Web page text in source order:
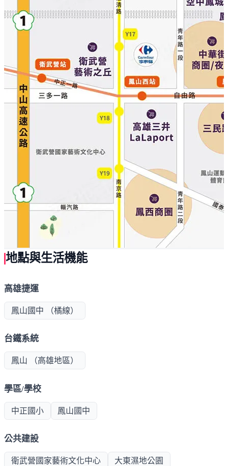
地點與生活機能
高雄捷運
鳳山國中 （橘線）
台鐵系統
鳳山 （高雄地區）
學區/學校
中正國小 鳳山國中
公共建設
衛武營國家藝術文化中心 大東濕地公園